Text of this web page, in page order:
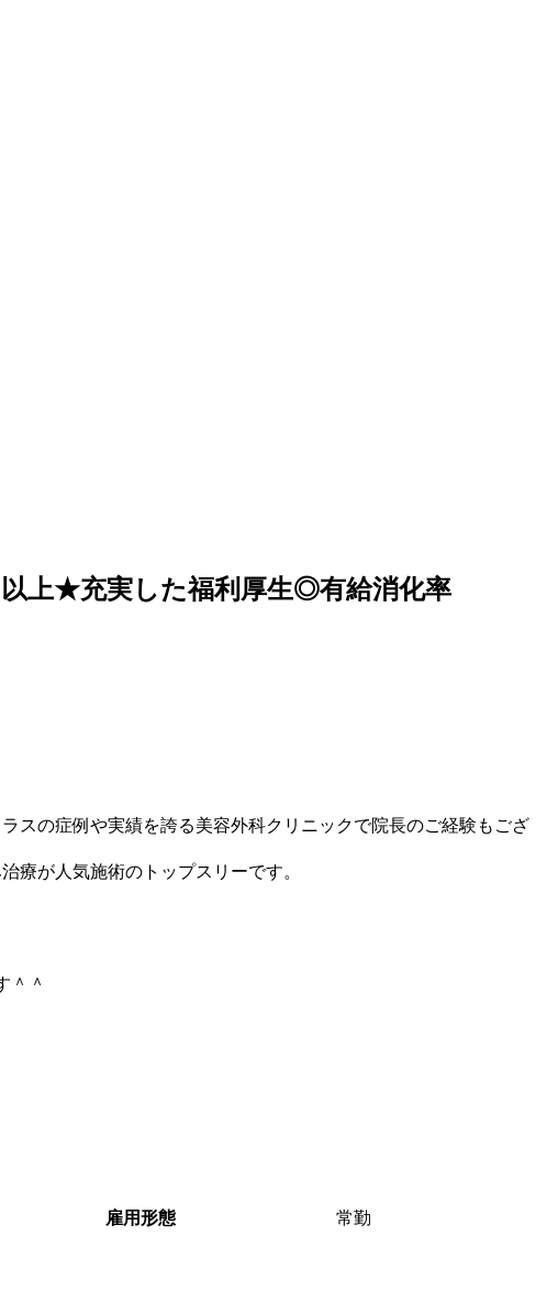
以上★充実した福利厚生◎有給消化率
スの症例や実績を誇る美容外科クリニックで院長のご経験もござ
療が人気施術のトップスリーです。
＾＾
雇用形態
常勤